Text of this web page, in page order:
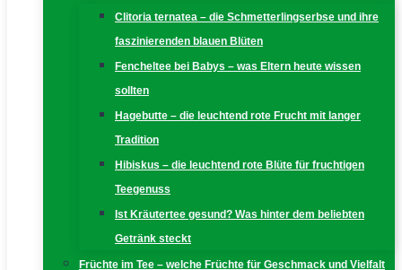
Clitoria ternatea – die Schmetterlingserbse und ihre
faszinierenden blauen Blüten
Fencheltee bei Babys – was Eltern heute wissen
sollten
Hagebutte – die leuchtend rote Frucht mit langer
Tradition
Hibiskus – die leuchtend rote Blüte für fruchtigen
Teegenuss
Ist Kräutertee gesund? Was hinter dem beliebten
Getränk steckt
Früchte im Tee – welche Früchte für Geschmack und Vielfalt